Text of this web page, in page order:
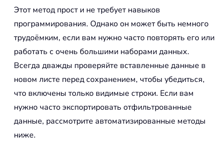
Этот метод прост и не требует навыков
программирования. Однако он может быть немного
трудоёмким, если вам нужно часто повторять его или
работать с очень большими наборами данных.
Всегда дважды проверяйте вставленные данные в
новом листе перед сохранением, чтобы убедиться,
что включены только видимые строки. Если вам
нужно часто экспортировать отфильтрованные
данные, рассмотрите автоматизированные методы
ниже.